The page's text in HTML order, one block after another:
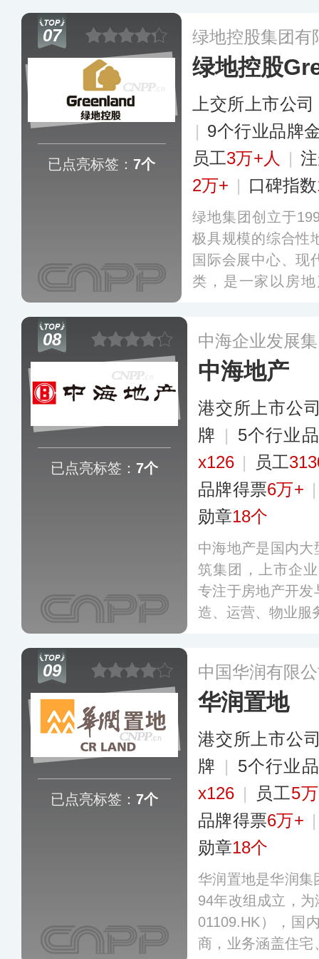
供全生命周期的
07
已点亮标签： 7个
绿地控股集团有
绿地控股
上交所上市公司
| 9个行业品牌
员工3万+人 |
2万+ | 口碑指数
绿地集团创立于
极具规模的综合性
国际会展中心、现
类，是一家以房
十多个国家和地区
08
已点亮标签： 7个
中海企业发展
中海地产
港交所上市公
牌 | 5个行业
x126 | 员工
品牌得票6万+
勋章18个
中海地产是国内
筑集团，上市企
专注于房地产开
造、运营、物业服
公寓、物流产业
60余个城市及美
09
已点亮标签： 7个
中国华润有限
华润置地
港交所上市公
牌 | 5个行业
x126 | 员工5
品牌得票6万+
勋章18个
华润置地是华润集
94年改组成立，
01109.HK），国
商，业务涵盖住